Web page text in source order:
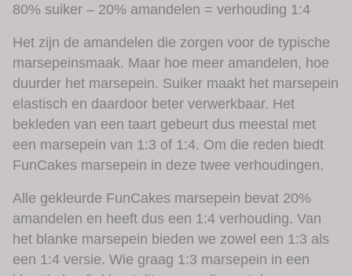
80% suiker – 20% amandelen = verhouding 1:4
Het zijn de amandelen die zorgen voor de typische
marsepeinsmaak. Maar hoe meer amandelen, hoe
duurder het marsepein. Suiker maakt het marsepein
elastisch en daardoor beter verwerkbaar. Het
bekleden van een taart gebeurt dus meestal met
een marsepein van 1:3 of 1:4. Om die reden biedt
FunCakes marsepein in deze twee verhoudingen.
Alle gekleurde FunCakes marsepein bevat 20%
amandelen en heeft dus een 1:4 verhouding. Van
het blanke marsepein bieden we zowel een 1:3 als
een 1:4 versie. Wie graag 1:3 marsepein in een